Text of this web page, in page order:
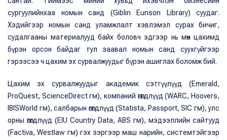
сургуулийнхаа номын санд (Giblin Eunson Library) суудаг.
Хэдийгээр номын санд уламжлалт хэвлэмэл сурах бичиг,
судалгааны материалууд байх боловч эдгээр нь мөн цахимд
бүрэн орсон байдаг тул заавал номын санд суухгүйгээр
гэрээсээ ч цахим эх сурвалжуудыг бүрэн ашиглах боломж бий.
Цахим эх сурвалжуудыг академик сэтгүүлүүд (Emerald,
ProQuest, ScienceDirect гм), компаний өгөгдлүүд (WARC, Hoovers,
IBISWorld гм), салбарын өгөгдлүүд (Statista, Passport, SIC гм), улс
орны өгөгдлүүд (EIU Country Data, ABS гм), мэдээллийн сайтууд
(Factiva, Westlaw гм) гэх зэргээр маш нарийн, системтэйгээр